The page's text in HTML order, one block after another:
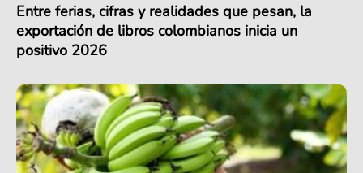
Entre ferias, cifras y realidades que pesan, la
exportación de libros colombianos inicia un
positivo 2026